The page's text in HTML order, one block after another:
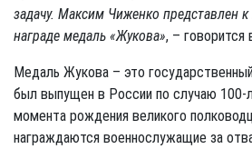
задачу. Максим Чиженко представлен к
награде медаль «Жукова», – говорится
Медаль Жукова – это
был выпущен в России по случаю 100-
момента рождения великого
награждаются военнослужащие за